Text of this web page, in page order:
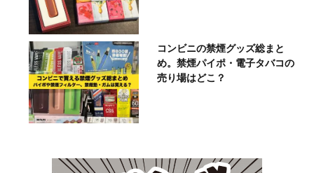
コンビニの禁煙グッズ総まと
め。禁煙パイポ・電子タバコの
売り場はどこ？